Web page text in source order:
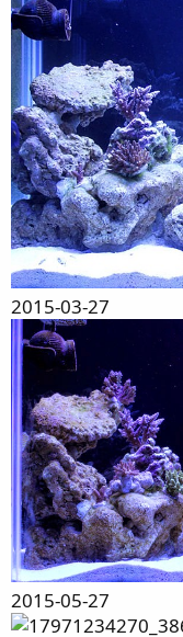
2015-03-27
2015-05-27